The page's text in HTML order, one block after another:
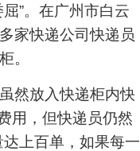
”。在广州市白云
家快递公司快递员
。
然放入快递柜内快
用，但快递员仍然
上百单，如果每一